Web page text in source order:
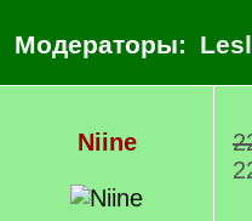
Модераторы:
Niine